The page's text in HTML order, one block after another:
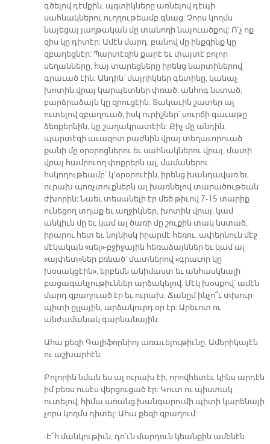
գծելով դէմքին, պզտիկները առնելով դէպի
սահնակներու ուղղութեամբ գնաց: Չորս կողմս
նայեցայ յաղթական մը տանողի նայուածքով: Ո՛չ ոք
զիս կը դիտէր: Ամէն մարդ, բանով մը ինքզինք կը
զբաղեցնէր: Պարտէզին քարէ եւ փայտէ բոլոր
սեղանները, հայ տարեցները իրենց նարտիներով
գրաւած էին: Անդին՝ մայրիկներ գետինը, կանաչ
խոտին վրայ կարպետներ փռած, անհոգ նստած,
բարձրաձայն կը զրուցէին: Տակաւին շատեր ալ
ուտելով զբաղուած, իսկ ուրիշներ՝ սուրճի գաւաթը
ձեռքերնին, կը շաղակրատէին: Քիչ մը անդին,
պարտէզի աւազոտ բաժնին վրայ տեղաւորուած
քանի մը օրօրոցներու եւ սահնակներու վրայ, մատի
վրայ համրուող փոքրերն ալ, մամաներու
հսկողութեամբ՝ կ՚օրօրուէին, իրենց խանդավառ եւ
ուրախ պոռչտուքներն ալ խառնելով տարածութեան
ժխորին: Նաեւ տեսանելի էր մեծ թիւով 7-15 տարիք
ունեցող տղաք եւ աղջիկներ, խոտին վրայ, կամ
անկիւն մը եւ կամ ալ ծառի մը շուքին տակ նստած,
իրարու հետ եւ նոյնիսկ իրարմէ հեռու, ափերնուն մէջ
մէկական «սել»-բջիջային հեռաձայններ եւ կամ ալ
«այփետ»ներ բռնած՝ մատներով «գրաւոր կը
խօսակցէին», երբեմն անիմաստ եւ անհասկնալի
բացագանչութիւններ արձակելով: Մէկ խօսքով՝ ամէն
մարդ զբաղուած էր եւ ուրախ: Ճանըմ ինչո՞ւ տխուր
պիտի ըլլային, արձակուրդ օր էր: Արեւոտ ու
անժամանակ գարնանային:
Ահա քեզի Գալիֆորնիոյ առաւելութիւնը, Ամերիկայէն
ու աշխարհէն:
Բոլորին նման ես ալ ուրախ էի, որովհետեւ կինս արդէն
իմ բեռս ուսէս վերցուցած էր: Կուտ ու պիստակ
ուտելով, հիմա առանց խանգարումի պիտի կարենայի
չորս կողմս դիտել: Ահա քեզի զբաղում:
-Է՜հ մանկութիւն, դո՛ւն մարդուն կեանքին ամենէն